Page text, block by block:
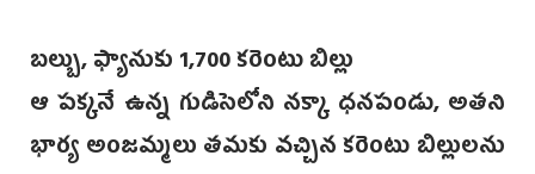
బల్బు, ఫ్యానుకు 1,700 కరెంటు బిల్లు
ఆ పక్కనే ఉన్న గుడిసెలోని నక్కా ధనపండు, అతని
భార్య అంజమ్మలు తమకు వచ్చిన కరెంటు బిల్లులను